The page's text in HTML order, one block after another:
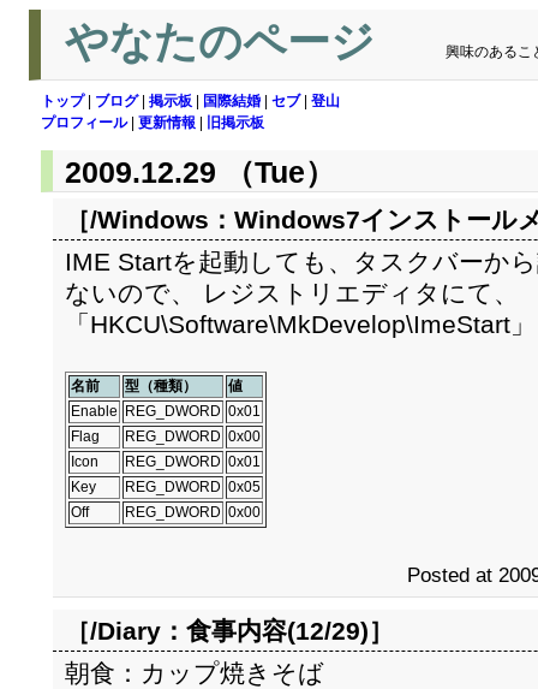
やなたのページ 興味のあるこ
トップ| ブログ| 掲示板 国際結婚 セブ| 登山
プロフィール| 更新情報 旧掲示板
2009.12.29 （Tue）
［/Windows： Windows7インストール
IME Startを起動しても、タスクバーか
ないので、 レジストリエディタにて、
「HKCU\Software\MkDevelop\ImeStart
名前 型（種類）
値
Enable
REG_DWORD 0x01
Flag
REG_DWORD 0x00
Icon
REG_DWORD 0x01
Key
REG_DWORD 0x05
Off
REG_DWORD 0x00
Posted at
［/Diary： 食事内容(12/29)］
朝食：カップ焼きそば